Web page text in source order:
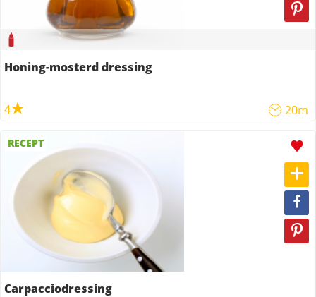
Honing-mosterd dressing
4 20m
RECEPT
Carpacciodressing